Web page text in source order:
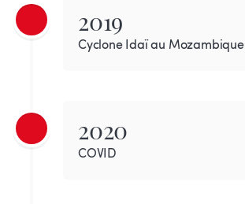
2019
Cyclone Idaï au Mozambique
2020
COVID